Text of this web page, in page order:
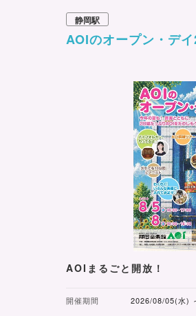
静岡駅
AOIのオープン・デ
AOIまるごと開放！
開催期間 2026/08/05(水)